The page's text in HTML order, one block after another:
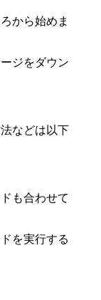
から始めま
ジをダウン
などは以下
も合わせて
を実行する